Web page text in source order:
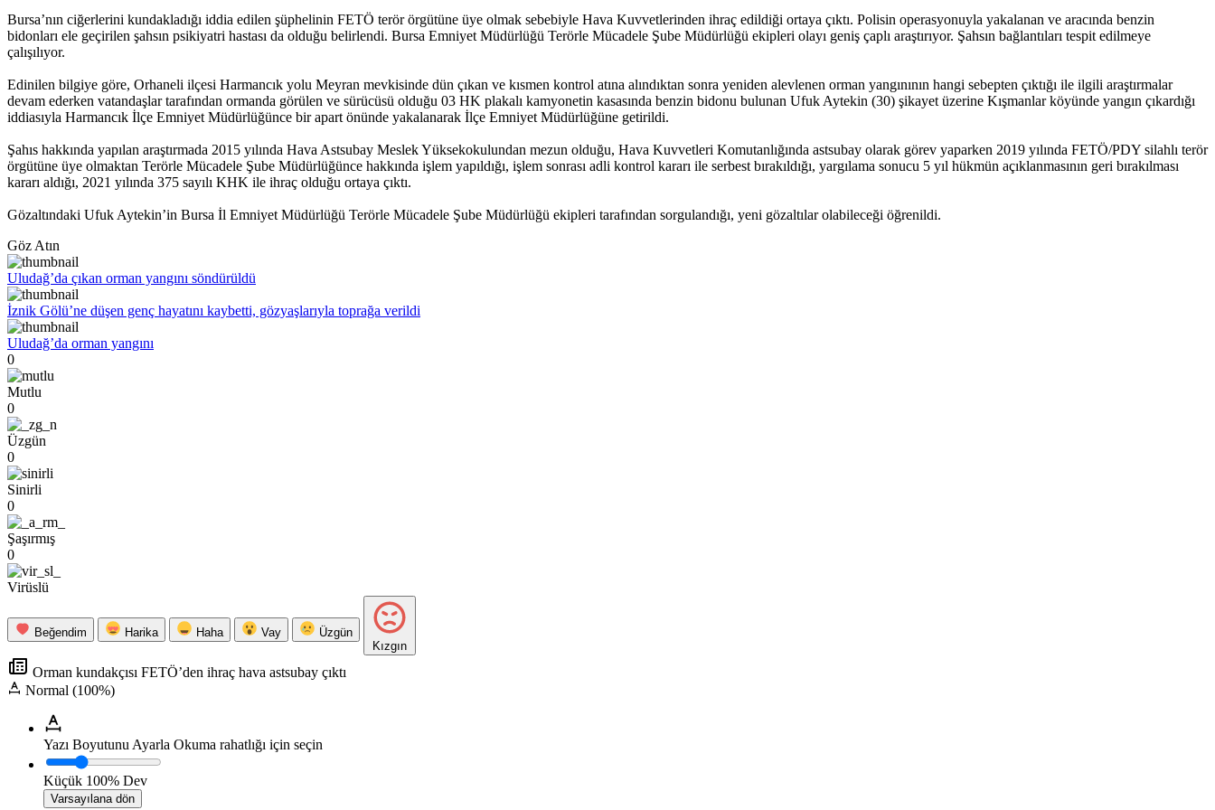
Bursa’nın ciğerlerini kundakladığı iddia edilen şüphelinin FETÖ terör örgütüne üye olmak sebebiyle Hava Kuvvetlerinden ihraç edildiği ortaya çıktı. Polisin operasyonuyla yakalanan ve aracında benzin
bidonları ele geçirilen şahsın psikiyatri hastası da olduğu belirlendi. Bursa Emniyet Müdürlüğü Terörle Mücadele Şube Müdürlüğü ekipleri olayı geniş çaplı araştırıyor. Şahsın bağlantıları tespit edilmeye
çalışılıyor.
Edinilen bilgiye göre, Orhaneli ilçesi Harmancık yolu Meyran mevkisinde dün çıkan ve kısmen kontrol atına alındıktan sonra yeniden alevlenen orman yangınının hangi sebepten çıktığı ile ilgili araştırmalar
devam ederken vatandaşlar tarafından ormanda görülen ve sürücüsü olduğu 03 HK plakalı kamyonetin kasasında benzin bidonu bulunan Ufuk Aytekin (30) şikayet üzerine Kışmanlar köyünde yangın çıkardığı
iddiasıyla Harmancık İlçe Emniyet Müdürlüğünce bir apart önünde yakalanarak İlçe Emniyet Müdürlüğüne getirildi.
Şahıs hakkında yapılan araştırmada 2015 yılında Hava Astsubay Meslek Yüksekokulundan mezun olduğu, Hava Kuvvetleri Komutanlığında astsubay olarak görev yaparken 2019 yılında FETÖ/PDY silahlı terör
örgütüne üye olmaktan Terörle Mücadele Şube Müdürlüğünce hakkında işlem yapıldığı, işlem sonrası adli kontrol kararı ile serbest bırakıldığı, yargılama sonucu 5 yıl hükmün açıklanmasının geri bırakılması
kararı aldığı, 2021 yılında 375 sayılı KHK ile ihraç olduğu ortaya çıktı.
Gözaltındaki Ufuk Aytekin’in Bursa İl Emniyet Müdürlüğü Terörle Mücadele Şube Müdürlüğü ekipleri tarafından sorgulandığı, yeni gözaltılar olabileceği öğrenildi.
Göz Atın
Uludağ’da çıkan orman yangını söndürüldü
İznik Gölü’ne düşen genç hayatını kaybetti, gözyaşlarıyla toprağa verildi
Uludağ’da orman yangını
0
Mutlu
0
Üzgün
0
Sinirli
0
Şaşırmış
0
Virüslü
Beğendim Harika Haha Vay
Üzgün
Kızgın
Orman kundakçısı FETÖ’den ihraç hava astsubay çıktı
Normal (100%)
Yazı Boyutunu Ayarla Okuma rahatlığı için seçin
Küçük 100% Dev
Varsayılana dön